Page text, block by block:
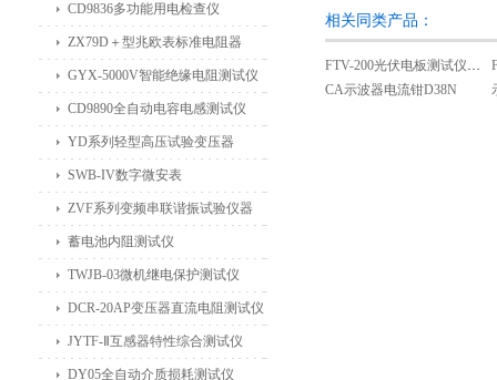
相关同类产品：
FTV-200光伏电板测试仪（I-V曲线）
CA示波器电流钳D38N
CD9836多功能用电检查仪
ZX79D＋型兆欧表标准电阻器
GYX-5000V智能绝缘电阻测试仪
CD9890全自动电容电感测试仪
YD系列轻型高压试验变压器
SWB-IV数字微安表
ZVF系列变频串联谐振试验仪器
蓄电池内阻测试仪
TWJB-03微机继电保护测试仪
DCR-20AP变压器直流电阻测试仪
JYTF-Ⅱ互感器特性综合测试仪
DY05全自动介质损耗测试仪